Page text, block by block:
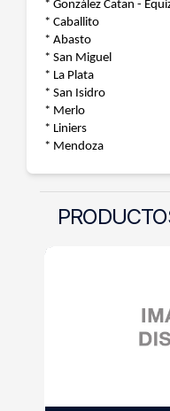
* González Catan -
* Caballito
* Abasto
* San Miguel
* La Plata
* San Isidro
* Merlo
* Liniers
* Mendoza